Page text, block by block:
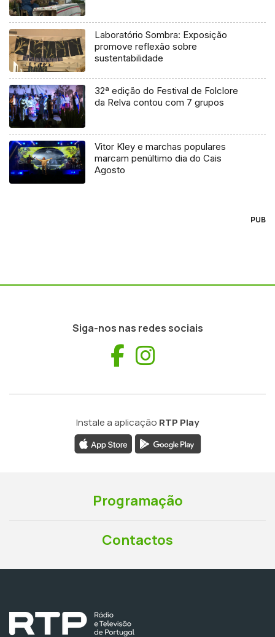
Laboratório Sombra: Exposição
promove reflexão sobre
sustentabilidade
32ª edição do Festival de Folclore
da Relva contou com 7 grupos
Vitor Kley e marchas populares
marcam penúltimo dia do Cais
Agosto
PUB
Siga-nos nas redes sociais
Facebook
Instale a aplicação RTP Play
Programação
Contactos